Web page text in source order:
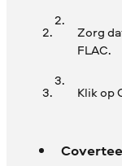
Zorg
FLAC.
Klik op